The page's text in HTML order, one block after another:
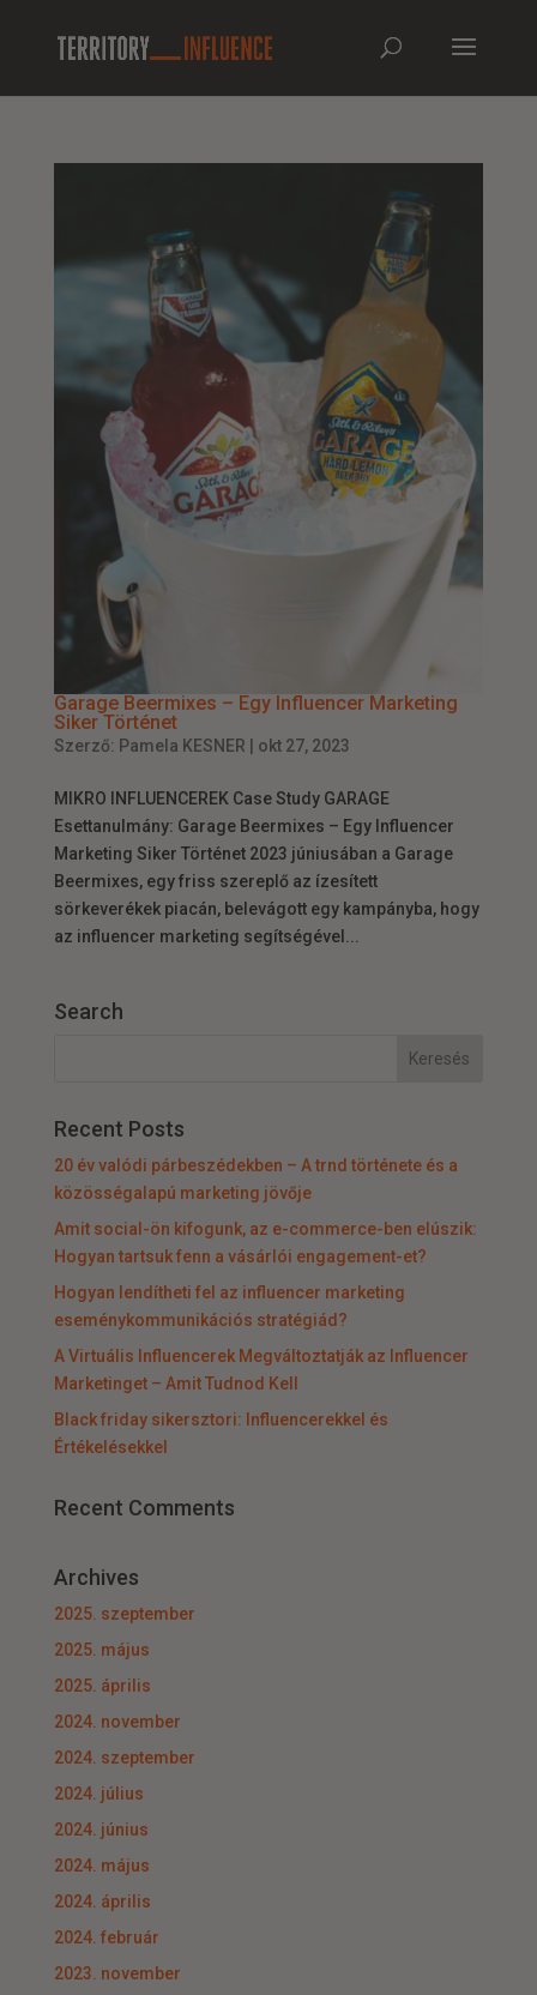
Garage Beermixes – Egy Influencer Marketing
Siker Történet
Szerző: Pamela KESNER okt 27, 2023
MIKRO INFLUENCEREK Case Study GARAGE
Esettanulmány: Garage Beermixes – Egy Influencer
Marketing Siker Történet 2023 júniusában a Garage
Beermixes, egy friss szereplő az ízesített
sörkeverékek piacán, belevágott egy kampányba, hogy
az influencer marketing segítségével...
Search
Recent Posts
20 év valódi párbeszédekben – A trnd története és a
közösségalapú marketing jövője
Amit social-ön kifogunk, az e-commerce-ben elúszik:
Hogyan tartsuk fenn a vásárlói engagement-et?
Hogyan lendítheti fel az influencer marketing
eseménykommunikációs stratégiád?
A Virtuális Influencerek Megváltoztatják az Influencer
Marketinget – Amit Tudnod Kell
Black friday sikersztori: Influencerekkel és
Értékelésekkel
Recent Comments
Archives
2025. szeptember
2025. május
2025. április
2024. november
2024. szeptember
2024. július
2024. június
2024. május
2024. április
2024. február
2023. november